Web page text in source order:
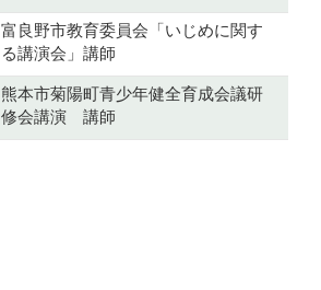
富良野市教育委員会「いじめに関す
る講演会」講師
熊本市菊陽町青少年健全育成会議研
修会講演 講師